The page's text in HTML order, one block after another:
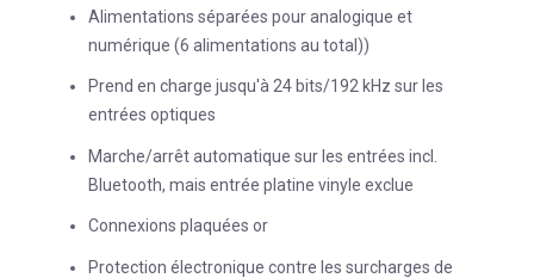
Alimentations séparées pour analogique et
numérique (6 alimentations au total))
Prend en charge jusqu'à 24 bits/192 kHz sur les
entrées optiques
Marche/arrêt automatique sur les entrées incl.
Bluetooth, mais entrée platine vinyle exclue
Connexions plaquées or
Protection électronique contre les surcharges de